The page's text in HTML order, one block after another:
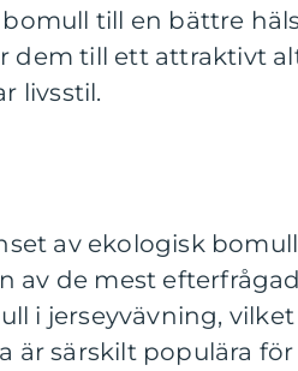
till en bättre
dem till ett attraktivt
livsstil.
av ekologisk
av de mest
i jerseyvävning, vilket
är särskilt populära